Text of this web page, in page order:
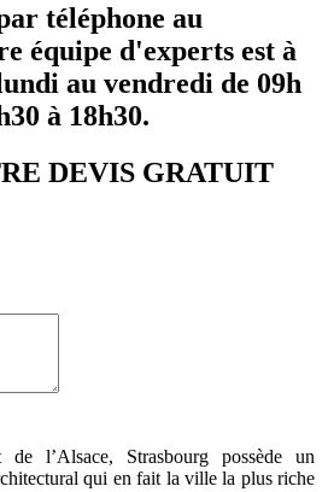
téléphone au
équipe d'experts est à
au vendredi de 09h
à 18h30.
DEVIS GRATUIT
l’Alsace, Strasbourg possède un
qui en fait la ville la plus riche